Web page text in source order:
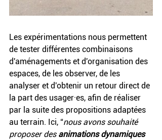
Les expérimentations nous permettent
de tester différentes combinaisons
d'aménagements et d'organisation des
espaces, de les observer, de les
analyser et d'obtenir un retour direct de
la part des usager·es, afin de réaliser
par la suite des propositions adaptées
au terrain. Ici, “nous avons souhaité
proposer des animations dynamiques